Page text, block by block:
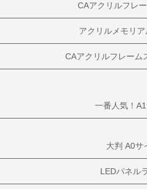
CAアクリルフレ
アクリルメモリ
CAアクリルフレーム
一番人気！
大判 A0サ
LEDパネル